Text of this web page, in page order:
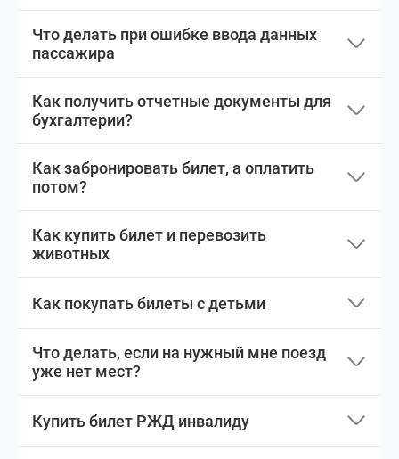
Что делать при ошибке ввода данных
пассажира
Как получить отчетные документы для
бухгалтерии?
Как забронировать билет, а оплатить
потом?
Как купить билет и перевозить
животных
Как покупать билеты с детьми
Что делать, если на нужный мне поезд
уже нет мест?
Купить билет РЖД инвалиду